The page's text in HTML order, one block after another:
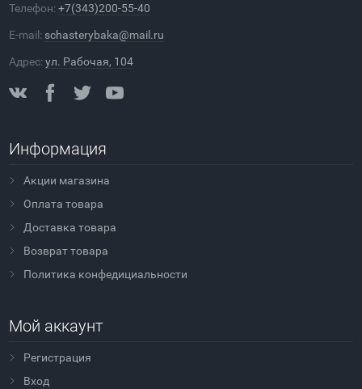
Телефон:+7(343)200-55-40
E-mail: schasterybaka@mail.ru
Адрес:ул. Рабочая, 104
Информация
Акции магазина
Оплата товара
Доставка товара
Возврат товара
Политика конфедициальности
Мой аккаунт
Регистрация
Вход